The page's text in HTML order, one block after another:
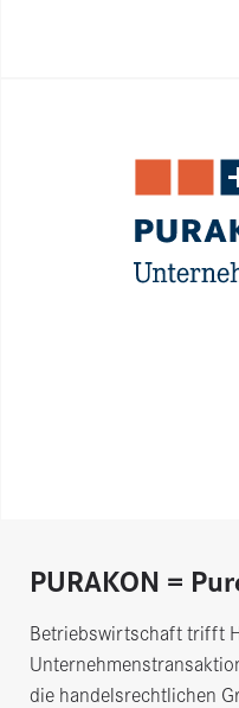
PURAKON =
Betriebswirtschaft trifft
die handelsrechtlichen